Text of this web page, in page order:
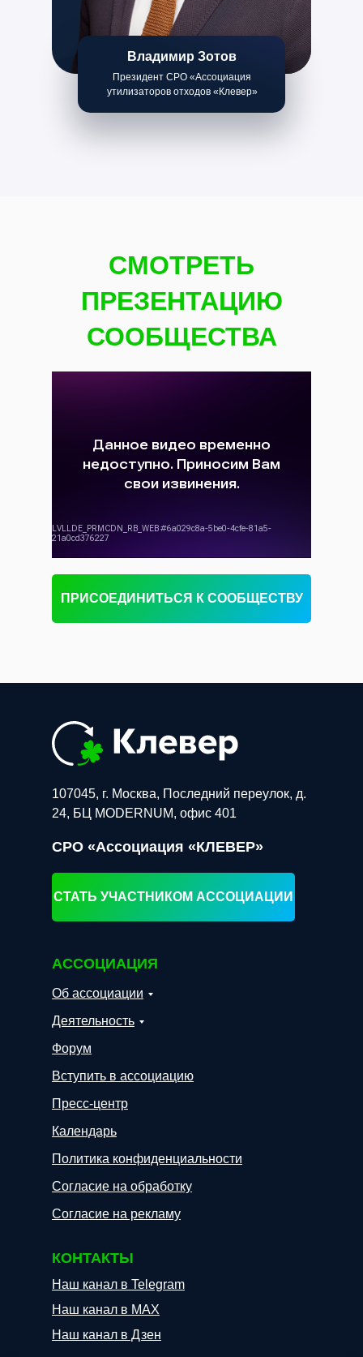
Президент СРО «Ассоциация
утилизаторов отходов «Клевер»
Владимир Зотов
СМОТРЕТЬ
ПРЕЗЕНТАЦИЮ
СООБЩЕСТВА
ПРИСОЕДИНИТЬСЯ К СООБЩЕСТВУ
АССОЦИАЦИЯ
Об ассоциации
Деятельность
Форум
Вступить в ассоциацию
Пресс-центр
Календарь
Политика конфиденциальности
Согласие на обработку
Согласие на рекламу
107045, г. Москва, Последний переулок, д.
24, БЦ MODERNUM, офис 401
СРО «Ассоциация «КЛЕВЕР»
СТАТЬ УЧАСТНИКОМ АССОЦИАЦИИ
КОНТАКТЫ
Наш канал в Telegram
Наш канал в МАХ
Наш канал в Дзен